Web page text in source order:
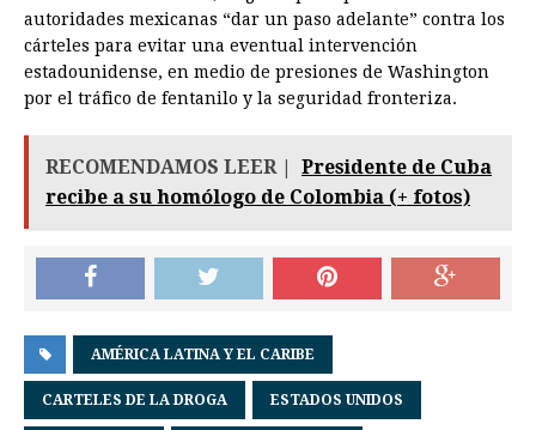
autoridades mexicanas “dar un paso adelante” contra los
cárteles para evitar una eventual intervención
estadounidense, en medio de presiones de Washington
por el tráfico de fentanilo y la seguridad fronteriza.
RECOMENDAMOS LEER |
Presidente de Cuba
recibe a su homólogo de Colombia (+ fotos)
AMÉRICA LATINA Y EL CARIBE
CARTELES DE LA DROGA ESTADOS UNIDOS